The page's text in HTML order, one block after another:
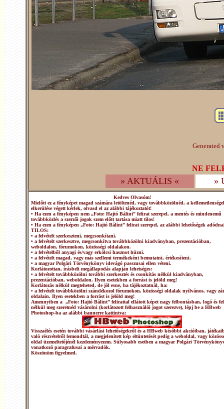
Generated
NE
» AKTUÁLIS « »
Kedves Olvasóm!
Mielőtt ez a fényképet magad számára letöltenéd, vagy továbbközölnéd, a
elkerülése végett kérlek, olvasd el az alábbi tájékoztatót!
• Ha ezen a fényképen nem „Foto: Hajtó Bálint” felirat szerepel, a mentés és mindenemű
továbbközlés a szerzői jogok szem előtt tartása miatt tilos!
• Ha ezen a fényképen „Foto: Hajtó Bálint” felirat szerepel, az alábbi lehetőségek
TILOS:
• a felvételt szerkeszteni, megcsonkítani.
• a felvételt szerkesztve, megcsonkítva továbbközölni kiadványban, prezentációban,
weboldalon, fórumokon, közösségi oldalakon.
• a felvételből anyagi és/vagy erkölcsi hasznot húzni.
• a felvételt magad, vagy más szellemi termékeként bemutatni, értékesíteni.
• a magyar Polgári Törvénykönyv idevágó passzusai ellen véteni.
Korlátozottan, írásbeli megállapodás alapján lehetséges:
• a felvételt továbbközölni további szerkesztés és csonkítás nélkül kiadványban,
prezentációban, weboldalon. Ilyen esetekben a forrást is jelöld meg!
Korlátozás nélkül megteheted, de jól esne, ha tájékoztatnál, ha:
• a felvételt továbbközölni szándékozol fórumokon, közösségi oldalak nyílvános, vagy
oldalain. Ilyen esetekben a forrást is jelöld meg!
Amennyiben a „Foto: Hajtó Bálint” felirattal ellátott képet nagy felbontásban, logó és
nélkül meg szeretnéd vásárolni (korlátozott felhasználói jogot szerezve), lépj be a HBweb
Photoshop-ba az alábbi bannerre kattintva:
Visszaélés esetén további vásárlási lehetőségekről és a HBweb későbbi akcióiban,
való részvételről lemondtál, a megjelenített kép eltüntetését pedig a weboldal, vagy
oldal üzemeltetőjénél kezdeményezem. Súlyosabb esetben a magyar Polgári
vonatkozó paragrafusai a mérvadók.
Köszönöm figyelmed.